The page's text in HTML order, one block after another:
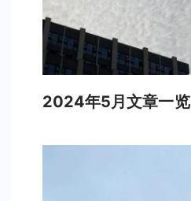
2024年5月文章一览